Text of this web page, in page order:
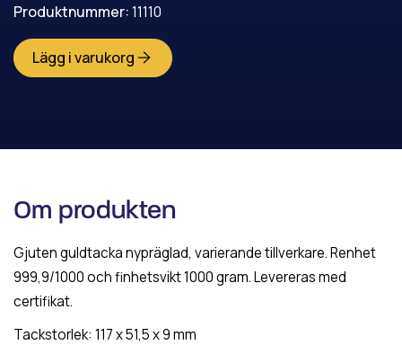
Produktnummer:11110
Lägg i varukorg
Om produkten
Gjuten guldtacka nypräglad, varierande tillverkare. Renhet
999,9/1000 och finhetsvikt 1000 gram. Levereras med
certifikat.
Tackstorlek: 117 x 51,5 x 9 mm